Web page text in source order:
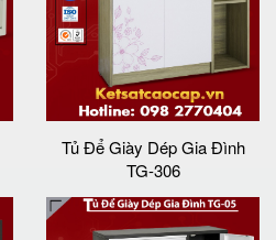
Tủ Để Giày Dép Gia Đình
TG-306